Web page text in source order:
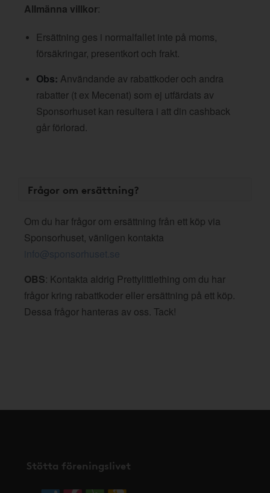
Allmänna villkor:
Ersättning ges i normalfallet inte på moms,
försäkringar, presentkort och frakt.
Obs: Användande av rabattkoder och andra
rabatter (t ex Mecenat) som ej utfärdats av
Sponsorhuset kan resultera i att din cashback
går förlorad.
Frågor om ersättning?
Om du har frågor om ersättning från ett köp via
Sponsorhuset, vänligen kontakta
info@sponsorhuset.se
OBS: Kontakta aldrig Prettylittlething om du har
frågor kring rabattkoder eller ersättning på ett köp.
Dessa frågor hanteras av oss. Tack!
Stötta föreningslivet